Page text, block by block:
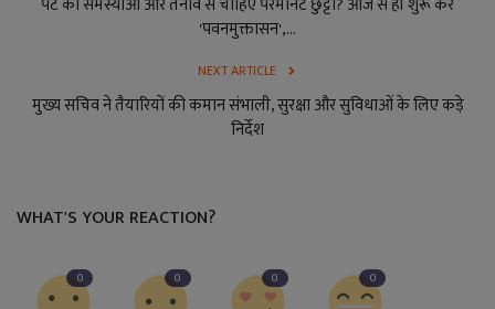
'पवनमुक्तासन',...
NEXT ARTICLE
मुख्य सचिव ने तैयारियों की कमान संभाली, सुरक्षा और सुविधाओं के लिए कड़े
निर्देश
WHAT'S YOUR REACTION?
0 0 0 0